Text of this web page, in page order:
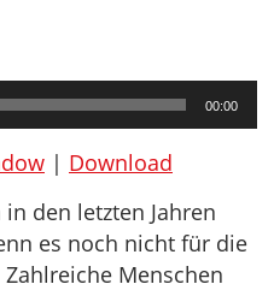
00:00
| Download
den letzten Jahren
es noch nicht für die
Menschen